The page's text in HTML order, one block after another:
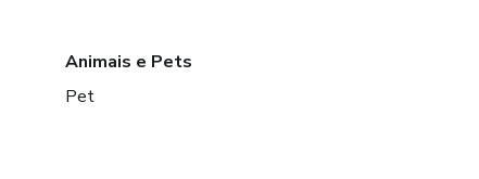
Animais e Pets
Pet